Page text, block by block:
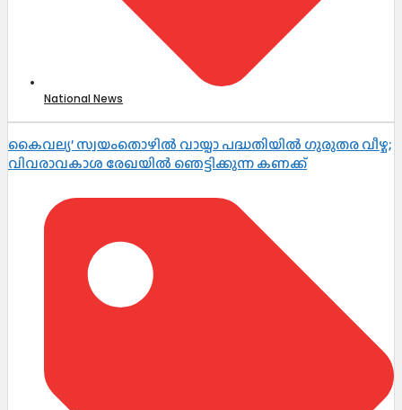
National News
കൈവല്യ’ സ്വയംതൊഴിൽ വായ്പാ പദ്ധതിയിൽ ഗുരുതര വീഴ്ച;
വിവരാവകാശ രേഖയിൽ ഞെട്ടിക്കുന്ന കണക്ക്